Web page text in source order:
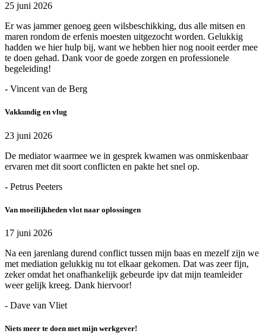
25 juni 2026
Er was jammer genoeg geen wilsbeschikking, dus alle mitsen en
maren rondom de erfenis moesten uitgezocht worden. Gelukkig
hadden we hier hulp bij, want we hebben hier nog nooit eerder mee
te doen gehad. Dank voor de goede zorgen en professionele
begeleiding!
- Vincent van de Berg
Vakkundig en vlug
23 juni 2026
De mediator waarmee we in gesprek kwamen was onmiskenbaar
ervaren met dit soort conflicten en pakte het snel op.
- Petrus Peeters
Van moeilijkheden vlot naar oplossingen
17 juni 2026
Na een jarenlang durend conflict tussen mijn baas en mezelf zijn we
met mediation gelukkig nu tot elkaar gekomen. Dat was zeer fijn,
zeker omdat het onafhankelijk gebeurde ipv dat mijn teamleider
weer gelijk kreeg. Dank hiervoor!
- Dave van Vliet
Niets meer te doen met mijn werkgever!